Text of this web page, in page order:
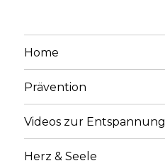
Home
Prävention
Videos zur Entspannung
Herz & Seele